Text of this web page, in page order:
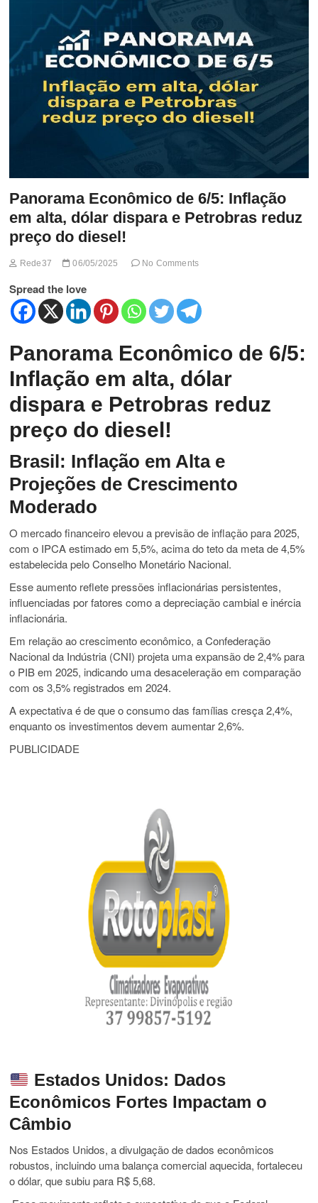
n
Panorama Econômico de 6/5: Inflação
em alta, dólar dispara e Petrobras reduz
preço do diesel!
Rede37 06/05/2025 No Comments
Spread the love
Panorama Econômico de 6/5:
Inflação em alta, dólar
dispara e Petrobras reduz
preço do diesel!
Brasil: Inflação em Alta e
Projeções de Crescimento
Moderado
O mercado financeiro elevou a previsão de inflação para 2025,
com o IPCA estimado em 5,5%, acima do teto da meta de 4,5%
estabelecida pelo Conselho Monetário Nacional.
Esse aumento reflete pressões inflacionárias persistentes,
influenciadas por fatores como a depreciação cambial e inércia
inflacionária.
Em relação ao crescimento econômico, a Confederação
Nacional da Indústria (CNI) projeta uma expansão de 2,4% para
o PIB em 2025, indicando uma desaceleração em comparação
com os 3,5% registrados em 2024.
A expectativa é de que o consumo das famílias cresça 2,4%,
enquanto os investimentos devem aumentar 2,6%.
PUBLICIDADE
Estados Unidos: Dados
Econômicos Fortes Impactam o
Câmbio
Nos Estados Unidos, a divulgação de dados econômicos
robustos, incluindo uma balança comercial aquecida, fortaleceu
o dólar, que subiu para R$ 5,68.